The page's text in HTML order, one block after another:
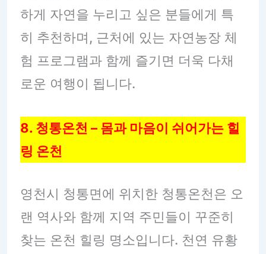
하게 자연을 누리고 싶은 분들에게 특
히 추천하며, 근처에 있는 자연농장 체
험 프로그램과 함께 즐기면 더욱 다채
로운 여행이 됩니다.
8. 청통온천 – 몸과 마음이 쉬어가는 힐
링 온천
영천시 청통면에 위치한 청통온천은 오
랜 역사와 함께 지역 주민들이 꾸준히
찾는 온천 힐링 명소입니다. 천연 유황